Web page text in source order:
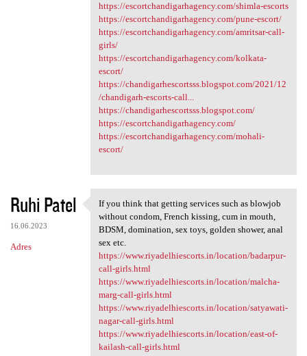
https://escortchandigarhagency.com/shimla-escorts
https://escortchandigarhagency.com/pune-escort/
https://escortchandigarhagency.com/amritsar-call-
girls/
https://escortchandigarhagency.com/kolkata-
escort/
https://chandigarhescortsss.blogspot.com/2021/12
/chandigarh-escorts-call...
https://chandigarhescortsss.blogspot.com/
https://escortchandigarhagency.com/
https://escortchandigarhagency.com/mohali-
escort/
Ruhi Patel
16.06.2023
Adres
If you think that getting
If you think that getting services such as blowjob
without condom, French kissing, cum in mouth,
BDSM, domination, sex toys, golden shower, anal
sex etc.
https://www.riyadelhiescorts.in/location/badarpur-
call-girls.html
https://www.riyadelhiescorts.in/location/malcha-
marg-call-girls.html
https://www.riyadelhiescorts.in/location/satyawati-
nagar-call-girls.html
https://www.riyadelhiescorts.in/location/east-of-
kailash-call-girls.html